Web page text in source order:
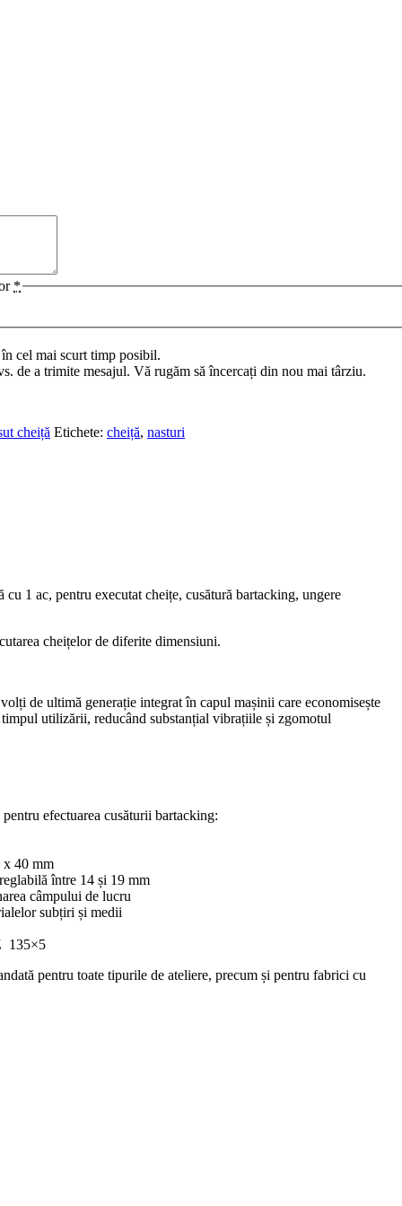
*
cel mai scurt timp posibil.
de a trimite mesajul. Vă rugăm să încercați din nou mai târziu.
cheiță Etichete: cheiță, nasturi
1 ac, pentru executat cheițe, cusătură bartacking, ungere
cheițelor de diferite dimensiuni.
de ultimă generație integrat în capul mașinii care economisește
utilizării, reducând substanțial vibrațiile și zgomotul
efectuarea cusăturii bartacking:
x 40 mm
între 14 și 19 mm
câmpului de lucru
subțiri și medii
135×5
pentru toate tipurile de ateliere, precum și pentru fabrici cu